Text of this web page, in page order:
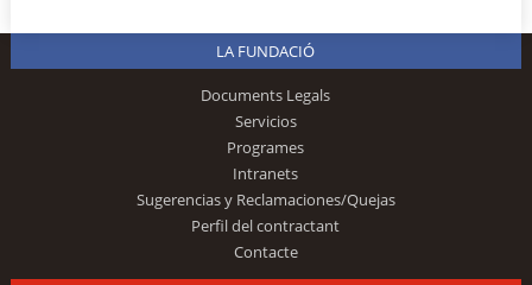
LA FUNDACIÓ
Documents Legals
Servicios
Programes
Intranets
Sugerencias y Reclamaciones/Quejas
Perfil del contractant
Contacte